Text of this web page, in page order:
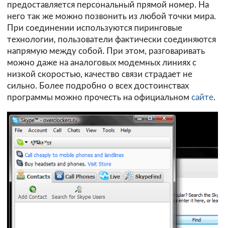
предоставляется персональный прямой номер. На
него так же можно позвонить из любой точки мира.
При соединении используются пиринговые
технологии, пользователи фактически соединяются
напрямую между собой. При этом, разговаривать
можно даже на аналоговых модемных линиях с
низкой скоростью, качество связи страдает не
сильно. Более подробно о всех достоинствах
программы можно прочесть на официальном сайте.